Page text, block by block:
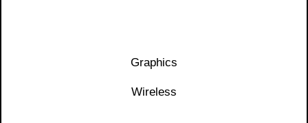
Graphics
Wireless